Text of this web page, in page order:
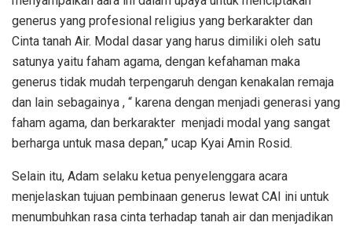
generus yang profesional religius yang berkarakter dan
Cinta tanah Air. Modal dasar yang harus dimiliki oleh satu
satunya yaitu faham agama, dengan kefahaman maka
generus tidak mudah terpengaruh dengan kenakalan remaja
dan lain sebagainya , “ karena dengan menjadi generasi yang
faham agama, dan berkarakter menjadi modal yang sangat
berharga untuk masa depan,” ucap Kyai Amin Rosid.
Selain itu, Adam selaku ketua penyelenggara acara
menjelaskan tujuan pembinaan generus lewat CAI ini untuk
menumbuhkan rasa cinta terhadap tanah air dan menjadikan